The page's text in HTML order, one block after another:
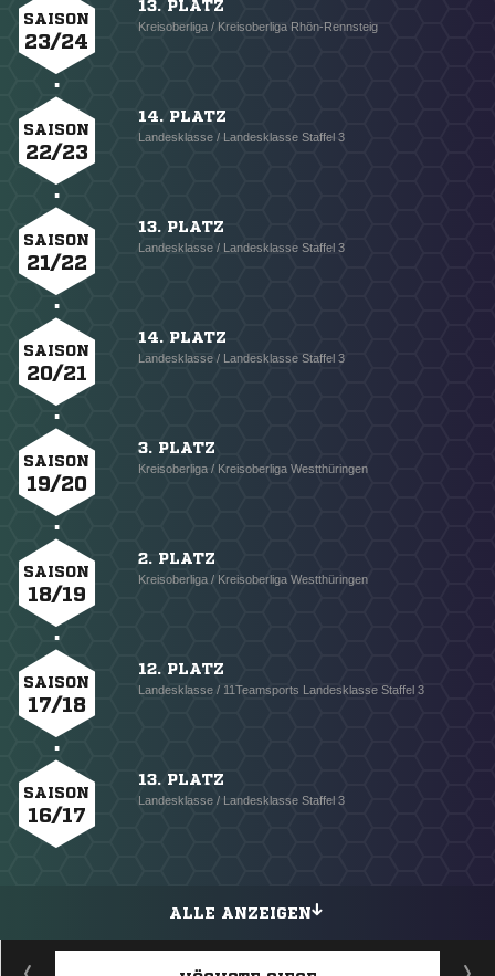
SAISON
23/24
13. PLATZ
Kreisoberliga / Kreisoberliga Rhön-Rennsteig
SAISON
22/23
14. PLATZ
Landesklasse / Landesklasse Staffel 3
SAISON
21/22
13. PLATZ
Landesklasse / Landesklasse Staffel 3
SAISON
20/21
14. PLATZ
Landesklasse / Landesklasse Staffel 3
SAISON
19/20
3. PLATZ
Kreisoberliga / Kreisoberliga Westthüringen
SAISON
18/19
2. PLATZ
Kreisoberliga / Kreisoberliga Westthüringen
SAISON
17/18
12. PLATZ
Landesklasse / 11Teamsports Landesklasse Staffel 3
SAISON
16/17
13. PLATZ
Landesklasse / Landesklasse Staffel 3
ALLE ANZEIGEN